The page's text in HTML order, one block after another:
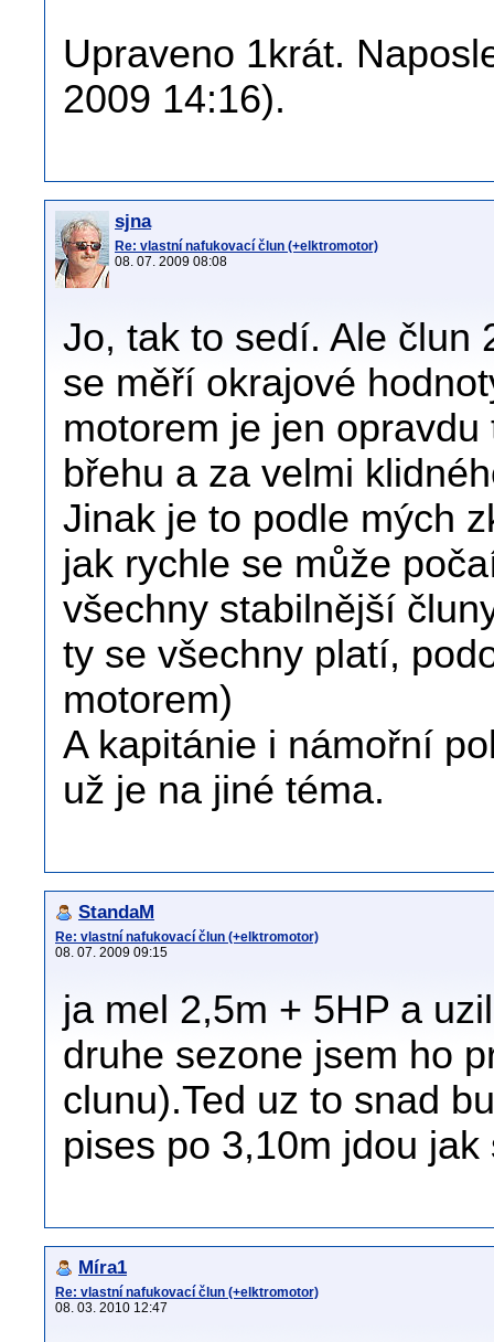
Upraveno 1krát.
2009 14:16).
sjna
Re: vlastní nafukovací člun (+elktromotor)
08. 07. 2009 08:08
Jo, tak to sedí. Ale člun
se měří okrajové
motorem je jen
břehu a za velmi
Jinak je to podle mých
jak rychle se může
všechny stabilnější
ty se všechny platí,
motorem)
A kapitánie i námořní
už je na jiné téma.
StandaM
Re: vlastní nafukovací člun (+elktromotor)
08. 07. 2009 09:15
ja mel 2,5m + 5HP a
druhe sezone jsem ho
clunu).Ted uz to snad
pises po 3,10m jdou
Míra1
Re: vlastní nafukovací člun (+elktromotor)
08. 03. 2010 12:47